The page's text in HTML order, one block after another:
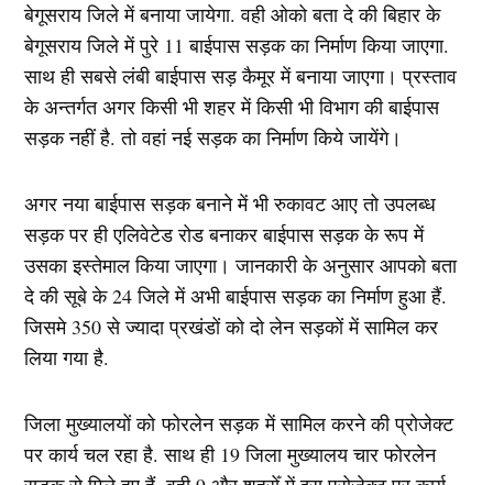
बेगूसराय जिले में बनाया जायेगा. वही ओको बता दे की बिहार के
बेगूसराय जिले में पुरे 11 बाईपास सड़क का निर्माण किया जाएगा.
साथ ही सबसे लंबी बाईपास सड़ कैमूर में बनाया जाएगा। प्रस्ताव
के अन्तर्गत अगर किसी भी शहर में किसी भी विभाग की बाईपास
सड़क नहीं है. तो वहां नई सड़क का निर्माण किये जायेंगे।
अगर नया बाईपास सड़क बनाने में भी रुकावट आए तो उपलब्ध
सड़क पर ही एलिवेटेड रोड बनाकर बाईपास सड़क के रूप में
उसका इस्तेमाल किया जाएगा। जानकारी के अनुसार आपको बता
दे की सूबे के 24 जिले में अभी बाईपास सड़क का निर्माण हुआ हैं.
जिसमे 350 से ज्यादा प्रखंडों को दो लेन सड़कों में सामिल कर
लिया गया है.
जिला मुख्यालयों को फोरलेन सड़क में सामिल करने की प्रोजेक्ट
पर कार्य चल रहा है. साथ ही 19 जिला मुख्यालय चार फोरलेन